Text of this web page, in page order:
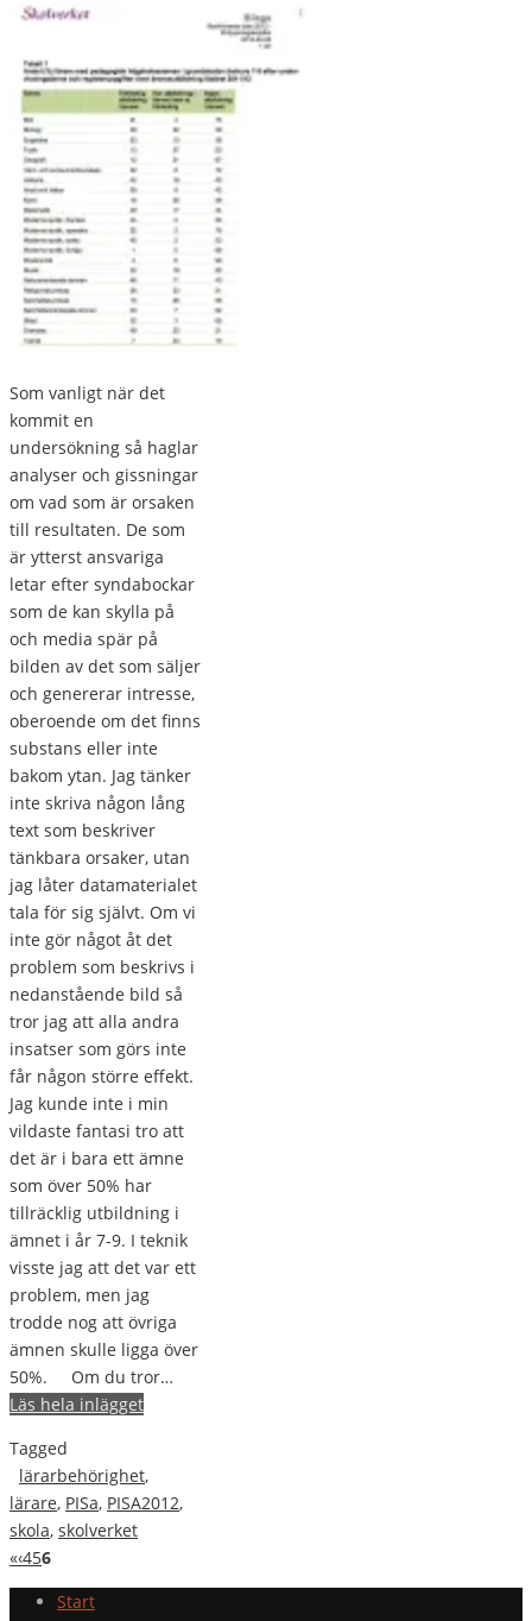
Som vanligt när det
kommit en
undersökning så haglar
analyser och gissningar
om vad som är orsaken
till resultaten. De som
är ytterst ansvariga
letar efter syndabockar
som de kan skylla på
och media spär på
bilden av det som säljer
och genererar intresse,
oberoende om det finns
substans eller inte
bakom ytan. Jag tänker
inte skriva någon lång
text som beskriver
tänkbara orsaker, utan
jag låter datamaterialet
tala för sig självt. Om vi
inte gör något åt det
problem som beskrivs i
nedanstående bild så
tror jag att alla andra
insatser som görs inte
får någon större effekt.
Jag kunde inte i min
vildaste fantasi tro att
det är i bara ett ämne
som över 50% har
tillräcklig utbildning i
ämnet i år 7-9. I teknik
visste jag att det var ett
problem, men jag
trodde nog att övriga
ämnen skulle ligga över
50%. Om du tror…
Läs hela inlägget
Tagged
lärarbehörighet,
lärare, PISa, PISA2012,
skola, skolverket
«‹456
Start